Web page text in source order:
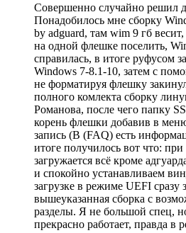
Совершенно случайно решил
Понадобилось мне сборку
by adguard, там wim 9 гб
на одной флешке поселить,
справилась, в итоге руфусом
Windows 7-8.1-10, затем с
не форматируя флешку
полного комлекта сборку
Романова, после чего папку
корень флешки добавив в
запись (В (FAQ) есть
итоге получилось вот что:
загружается всё кроме
и спокойно устанавливаем
загрузке в режиме UEFI сразу
вышеуказанная сборка с
разделы. Я не большой спец,
прекрасно работает, правда